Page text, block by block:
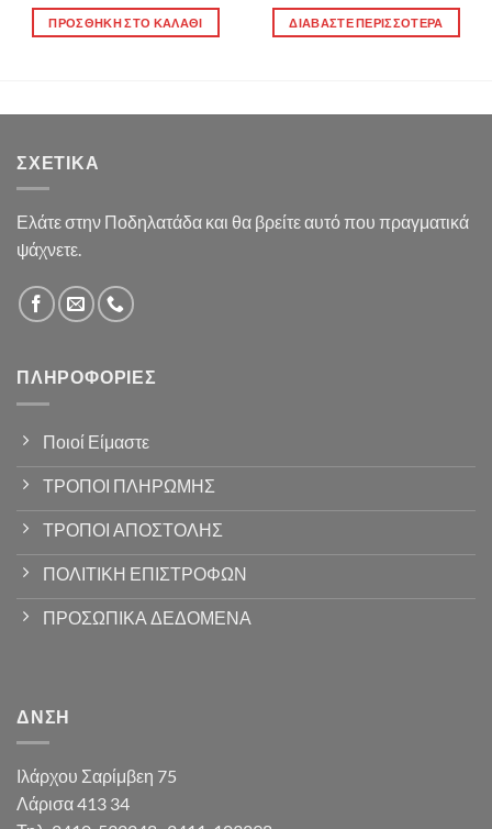
ΠΡΟΣΘΉΚΗ ΣΤΟ ΚΑΛΆΘΙ ΔΙΑΒΆΣΤΕ ΠΕΡΙΣΣΌΤΕΡΑ
ΣΧΕΤΙΚΆ
Ελάτε στην Ποδηλατάδα και θα βρείτε αυτό που πραγματικά
ψάχνετε.
ΠΛΗΡΟΦΟΡΊΕΣ
Ποιοί Είμαστε
ΤΡΟΠΟΙ ΠΛΗΡΩΜΗΣ
ΤΡΟΠΟΙ ΑΠΟΣΤΟΛΗΣ
ΠΟΛΙΤΙΚΗ ΕΠΙΣΤΡΟΦΩΝ
ΠΡΟΣΩΠΙΚΑ ΔΕΔΟΜΕΝΑ
ΔΝΣΗ
Ιλάρχου Σαρίμβεη 75
Λάρισα 413 34